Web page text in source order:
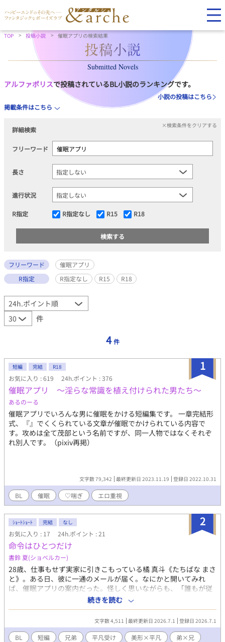
TOP 投稿小説 催眠アプリの検索結果
Submitted Novels
アルファポリスで投稿されているBL小説のランキングです。
小説の投稿はこちら
掲載条件はこちら
詳細検索
×検索条件をクリアする
フリーワード
長さ
進行状況
R指定 R指定なし R15 R18
フリーワード
催眠アプリ
R指定
R指定なし R15 R18
件
4 件
1
短編 完結 R18
お気に入り : 619 24h.ポイント : 376
催眠アプリ ～淫らな常識を植え付けられた男たち～
あるのーる
催眠アプリでいろんな男に催眠をかける短編集です。 一章完結形
式、『』でくくられている文章が催眠でかけられている内容で
す。攻めは全て茂部という名前ですが、同一人物ではなくそれぞ
れ別人です。（pixiv再掲）
文字数 79,342 最終更新日 2023.11.19 登録日 2022.10.31
BL 催眠 ♡喘ぎ エロ重視
2
ｼｮｰﾄｼｮｰﾄ 完結 なし
お気に入り : 17 24h.ポイント : 21
命令はひとつだけ
書鈴 夏(ショベルカー)
28歳、仕事もせず実家に引きこもっている橘 真斗《たちばな まさ
と》。ある日、彼に一通のメールが届く。なにかと開いてみれ
ば、催眠アプリの案内だった。怪しく思いながらも、「誰もが従
順になります。貴方に反抗的な弟さえも──」という文に煽られ
るままインストールをする。 なにもかもが正反対。勝ち組の陽キ
ャで自分を嫌悪している弟──橘 真尋《たちばな まひろ》は、こ
のアプリさえあれば。弟に催眠をかけ、従順にさせてやる──！
「……ええと、ええと……お手……」 超短編です。
続きを読む
文字数 4,511 最終更新日 2026.7.1 登録日 2026.7.1
BL 短編 兄弟 平凡受け 美形×平凡 弟×兄